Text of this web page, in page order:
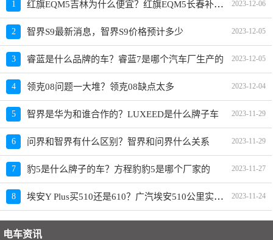
1 红旗EQM5吉林为什么便宜？红旗EQM5长春补贴政策 2023-12-06
2 智界S9最新消息，智界S9价格预计多少 2023-12-05
3 睿蓝是什么品牌的车？睿蓝7是哪个汽车厂生产的 2023-12-05
4 领克08问题一大堆？领克08缺点太多 2023-12-04
5 智界是华为和谁合作的？LUXEED是什么牌子车 2023-11-29
6 问界和智界有什么区别？智界和问界什么关系 2023-11-29
7 豹5是什么牌子的车？方程豹豹5是哪个厂家的 2023-11-27
8 埃安Y Plus买510还是610？广汽埃安510公里实际跑多远 2023-11-24
电车资讯